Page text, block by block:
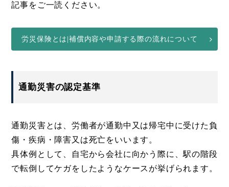
記事をご一読ください。
労災保険とは|補償内容や申請する際の流れについて
通勤災害の認定基準
通勤災害とは、労働者が通勤中又は帰宅中に受けた負
傷・疾病・障害又は死亡をいいます。
具体例として、自宅から会社に向かう際に、駅の階段
で転倒してケガをしたようなケースが挙げられます。